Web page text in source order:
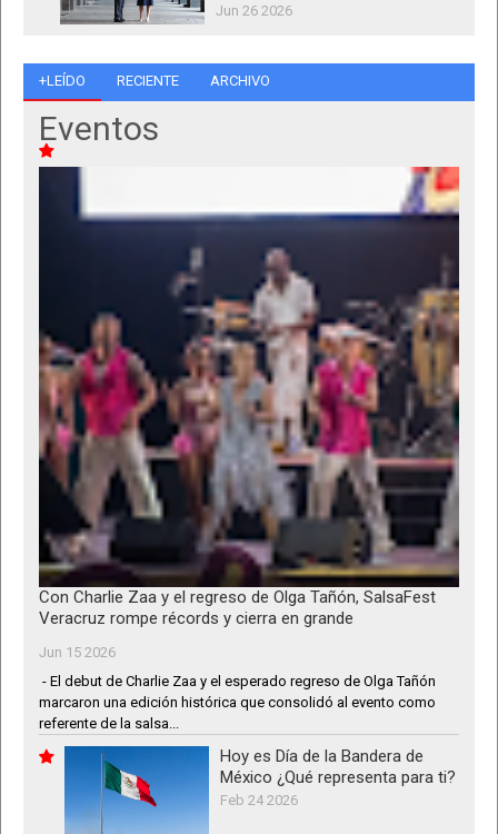
Jun 26 2026
+LEÍDO RECIENTE ARCHIVO
Eventos
Con Charlie Zaa y el regreso de Olga Tañón, SalsaFest
Veracruz rompe récords y cierra en grande
Jun 15 2026
- El debut de Charlie Zaa y el esperado regreso de Olga Tañón
marcaron una edición histórica que consolidó al evento como
referente de la salsa...
Hoy es Día de la Bandera de
México ¿Qué representa para ti?
Feb 24 2026